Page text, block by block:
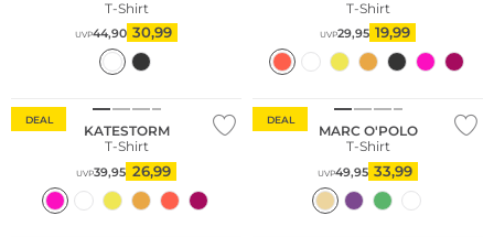
T-Shirt
UVP44,90 30,99
T-Shirt
UVP29,95 19,99
DEAL
KATESTORM
T-Shirt
UVP39,95 26,99
DEAL
Nachhaltig
MARC O'POLO
T-Shirt
UVP49,95 33,99
Große Größen